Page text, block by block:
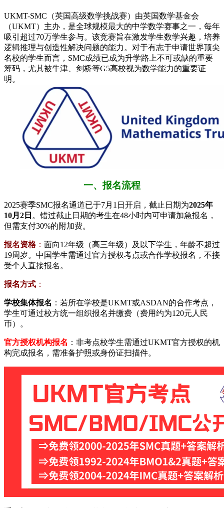
UKMT-SMC（英国高级数学挑战赛）由英国数学基金会
（UKMT）主办，是全球规模最大的中学数学赛事之一，每年
吸引超过70万学生参与。该竞赛旨在激发学生数学兴趣，培养
逻辑推理与创造性解决问题的能力。对于有志于申请世界顶尖
名校的学生而言，SMC成绩已成为升学路上不可或缺的重要
筹码，尤其被牛津、剑桥等G5高校视为数学能力的重要证
明。
一、报名流程
2025赛季SMC报名通道已于7月1日开启，截止日期为​​2025年
10月2日​ ​。错过截止日期的考生在48小时内可申请加急报名，
但需支付30%的附加费。
​报名资格​​： 面向12年级（高三年级）及以下学生，年龄不超过
19周岁。中国学生需通过官方授权考点或合作学校报名，不接
受个人直接报名。
​报名方式​ ​：
​学校集体报名​ ​：若所在学校是UKMT或ASDAN的合作考点，
学生可通过校方统一组织报名并缴费（费用约为120元人民
币）。
​官方授权机构报名​ ：非考点校学生需通过UKMT官方授权的机
构完成报名，需准备护照或身份证扫描件。